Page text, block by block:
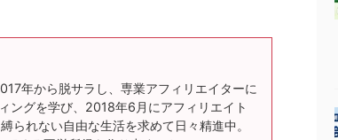
年から脱サラし、専業アフィリエイターに
ングを学び、2018年6月にアフィリエイト
られない自由な生活を求めて日々精進中。